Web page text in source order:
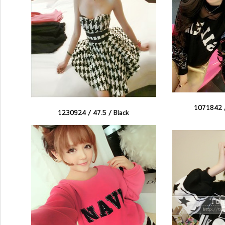
1230924 / 47.5 /Black